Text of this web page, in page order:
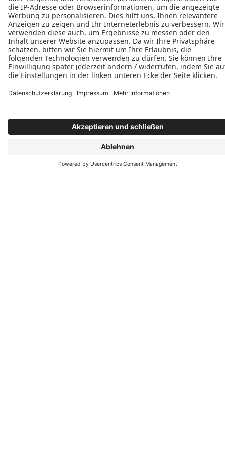
Möglichkeiten:
Sehen Sie sich unsere Referenzen auf unserer
Homepage an
Wir erläutern im Gespräch beispielhafte Projekte
Ausgewählte Referenzen zeigen wir Ihnen auch
gerne vor Ort. Rufen Sie uns einfach an und
vereinbaren Sie einen Termin
Tischlerei Michael Varnhagen